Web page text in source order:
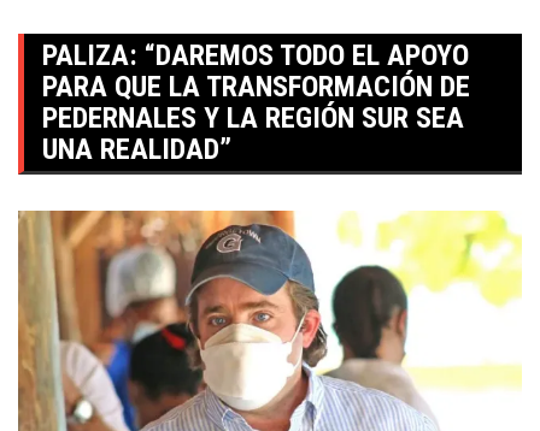
PALIZA: “DAREMOS TODO EL APOYO
PARA QUE LA TRANSFORMACIÓN DE
PEDERNALES Y LA REGIÓN SUR SEA
UNA REALIDAD”